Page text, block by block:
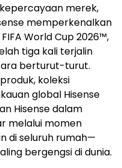
merek,
memperkenalkan
World Cup 2026™,
tiga kali terjalin
berturut-turut.
koleksi
global Hisense
Hisense dalam
melalui momen
di seluruh rumah—
bergengsi di dunia.